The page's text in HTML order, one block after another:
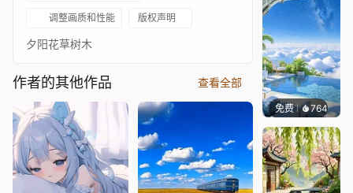
调整画质和性能 版权声明
夕阳花草树木
作者的其他作品 查看全部
免费 764豆子